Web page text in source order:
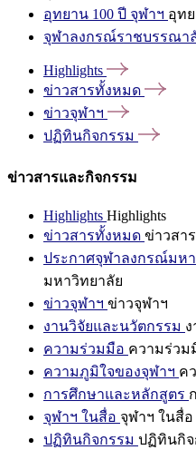
อุทยาน 100 ปี จุฬาฯ อุท
จุฬาลงกรณ์ราชบรรณา
Highlights
ข่าวสารทั้งหมด
ข่าวจุฬาฯ
ปฏิทินกิจกรรม
ข่าวสารและกิจกรรม
Highlights Highlights
ข่าวสารทั้งหมด ข่าวสา
ประกาศจุฬาลงกรณ์มห
มหาวิทยาลัย
ข่าวจุฬาฯ ข่าวจุฬาฯ
งานวิจัยและนวัตกรรม
ความร่วมมือ ความร่วม
ความภูมิใจของจุฬาฯ ค
การศึกษาและหลักสูตร
จุฬาฯ ในสื่อ จุฬาฯ ในสื่อ
ปฏิทินกิจกรรม ปฏิทินกิจ